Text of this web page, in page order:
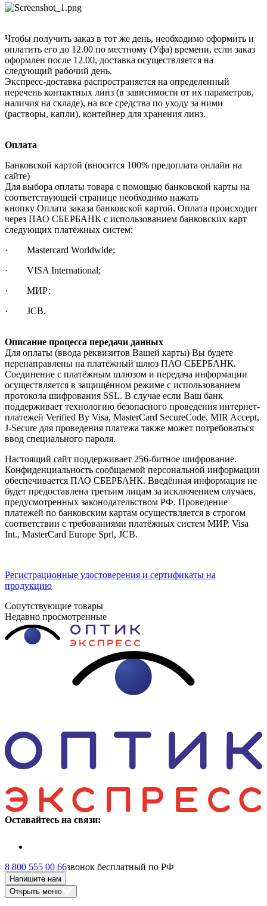
Чтобы получить заказ в тот же день, необходимо оформить и
оплатить его до 12.00 по местному (Уфа) времени, если заказ
оформлен после 12.00, доставка осуществляется на
следующий рабочий день.
Экспресс-доставка распространяется на определенный
перечень контактных линз (в зависимости от их параметров,
наличия на складе), на все средства по уходу за ними
(растворы, капли), контейнер для хранения линз.
Оплата
Банковской картой (вносится 100% предоплата онлайн на
сайте)
Для выбора оплаты товара с помощью банковской карты на
соответствующей странице необходимо нажать
кнопку Оплата заказа банковской картой. Оплата происходит
через ПАО СБЕРБАНК с использованием банковских карт
следующих платёжных систем:
· Mastercard Worldwide;
· VISA International;
· МИР;
· JCB.
Описание процесса передачи данных
Для оплаты (ввода реквизитов Вашей карты) Вы будете
перенаправлены на платёжный шлюз ПАО СБЕРБАНК.
Соединение с платёжным шлюзом и передача информации
осуществляется в защищённом режиме с использованием
протокола шифрования SSL. В случае если Ваш банк
поддерживает технологию безопасного проведения интернет-
платежей Verified By Visa, MasterCard SecureCode, MIR Accept,
J-Secure для проведения платежа также может потребоваться
ввод специального пароля.
Настоящий сайт поддерживает 256-битное шифрование.
Конфиденциальность сообщаемой персональной информации
обеспечивается ПАО СБЕРБАНК. Введённая информация не
будет предоставлена третьим лицам за исключением случаев,
предусмотренных законодательством РФ. Проведение
платежей по банковским картам осуществляется в строгом
соответствии с требованиями платёжных систем МИР, Visa
Int., MasterCard Europe Sprl, JCB.
Регистрационные удостоверения и сертификаты на
продукцию
Сопутствующие товары
Недавно просмотренные
Оставайтесь на связи:
8 800 555 00 66звонок бесплатный по РФ
Напишите нам
Открыть меню